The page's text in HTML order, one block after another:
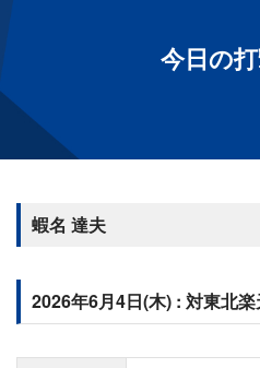
今日の
蝦名 達夫
2026年6月4日(木) : 対東北